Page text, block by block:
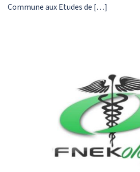
Commune aux Etudes de […]